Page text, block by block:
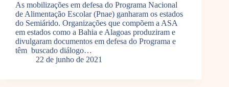
As mobilizações em defesa do Programa Nacional
de Alimentação Escolar (Pnae) ganharam os estados
do Semiárido. Organizações que compõem a ASA
em estados como a Bahia e Alagoas produziram e
divulgaram documentos em defesa do Programa e
têm buscado diálogo…
22 de junho de 2021